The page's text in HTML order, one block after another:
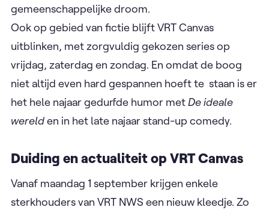
gemeenschappelijke droom.
Ook op gebied van fictie blijft VRT Canvas
uitblinken, met zorgvuldig gekozen series op
vrijdag, zaterdag en zondag. En omdat de boog
niet altijd even hard gespannen hoeft te ​ staan is er
het hele najaar gedurfde humor metDe ideale
werelden in het late najaar stand-up comedy.
Duiding en actualiteit op VRT Canvas
Vanaf maandag 1 september krijgen enkele
sterkhouders van VRT NWS een nieuw kleedje. Zo